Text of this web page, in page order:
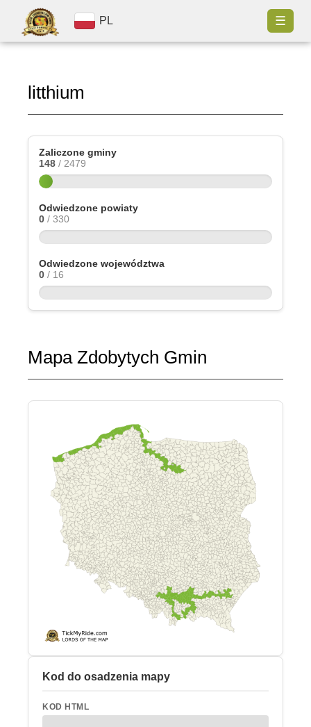
PL ☰
litthium
Zaliczone gminy
148 / 2479
Odwiedzone powiaty
0 / 330
Odwiedzone województwa
0 / 16
Mapa Zdobytych Gmin
Kod do osadzenia mapy
KOD HTML